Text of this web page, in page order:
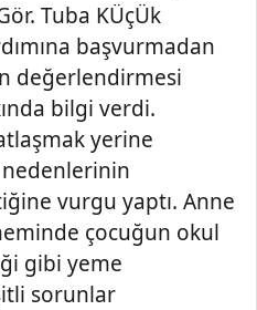
Tuba KÜçÜk
başvurmadan
değerlendirmesi
bilgi verdi.
yerine
vurgu yaptı. Anne
çocuğun okul
gibi yeme
sorunlar